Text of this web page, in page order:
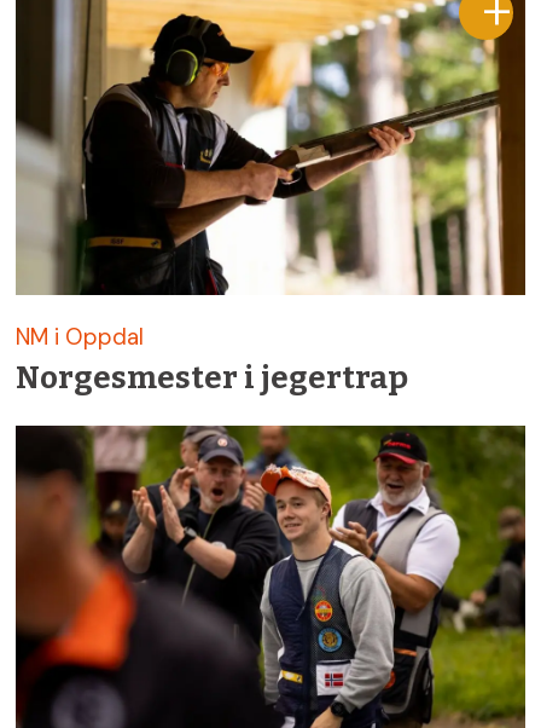
NM i Oppdal
Norgesmester i jegertrap